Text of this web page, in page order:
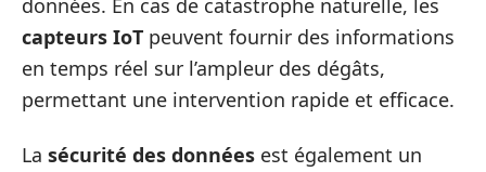
données. En cas de catastrophe naturelle, les
capteurs IoT peuvent fournir des informations
en temps réel sur l’ampleur des dégâts,
permettant une intervention rapide et efficace.
La sécurité des données est également un